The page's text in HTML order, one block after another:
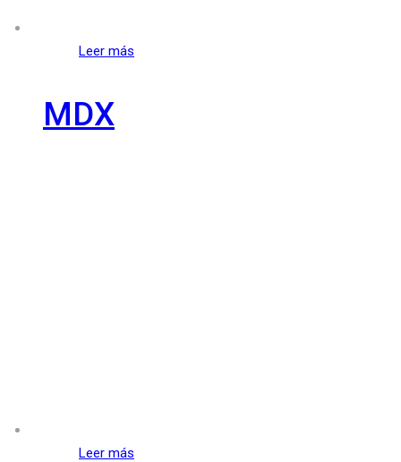
Leer más
MDX
Leer más